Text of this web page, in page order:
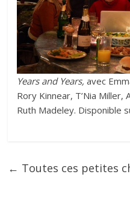
Years and Years, avec
Rory Kinnear, T’Nia Miller,
Ruth Madeley. Disponible
← Toutes ces petites